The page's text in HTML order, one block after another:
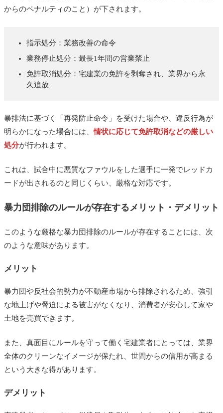
からのペナルティのこと）が下されます。
指示処分：業務改善の命令
業務停止処分：最長1年間の営業禁止
免許取消処分：宅建業の免許を剥奪され、業界から永
久追放
暴排法に基づく「再発防止命令」を受けた場合や、違反行為が
明らかになった場合には、情状に応じて免許取消などの厳しい
処分が行われます。
これは、試合中に悪質なファウルをした選手に一発でレッドカ
ードが出されるのと同じくらい、厳格な対応です。
暴力団排除のルールが存在するメリット・デメリット
このような厳格な暴力団排除のルールが存在することには、次
のような意味があります。
メリット
暴力団や反社会的勢力が不動産市場から排除されるため、強引
な地上げや脅迫による被害がなくなり、消費者が安心して家や
土地を売買できます。
また、真面目にルールを守って働く宅建業者にとっては、業界
全体のクリーンなイメージが保たれ、世間からの信用が高まる
という大きな得があります。
デメリット